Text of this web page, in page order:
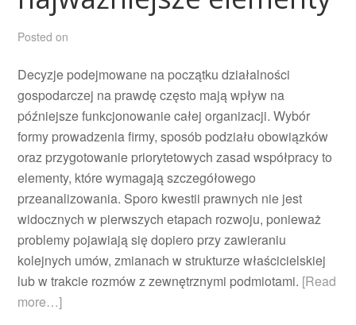
Posted on
Decyzje podejmowane na początku działalności
gospodarczej na prawdę często mają wpływ na
późniejsze funkcjonowanie całej organizacji. Wybór
formy prowadzenia firmy, sposób podziału obowiązków
oraz przygotowanie priorytetowych zasad współpracy to
elementy, które wymagają szczegółowego
przeanalizowania. Sporo kwestii prawnych nie jest
widocznych w pierwszych etapach rozwoju, ponieważ
problemy pojawiają się dopiero przy zawieraniu
kolejnych umów, zmianach w strukturze właścicielskiej
lub w trakcie rozmów z zewnętrznymi podmiotami. [Read
more…]